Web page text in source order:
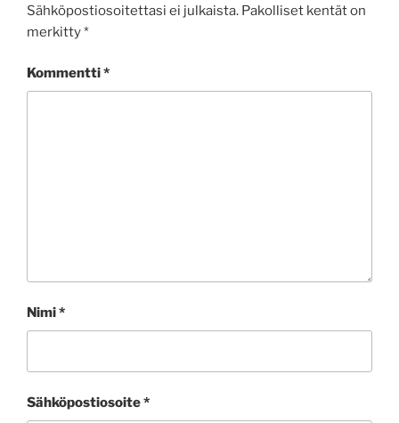
Sähköpostiosoitettasi ei julkaista. Pakolliset kentät on
merkitty*
Kommentti*
Nimi*
Sähköpostiosoite*